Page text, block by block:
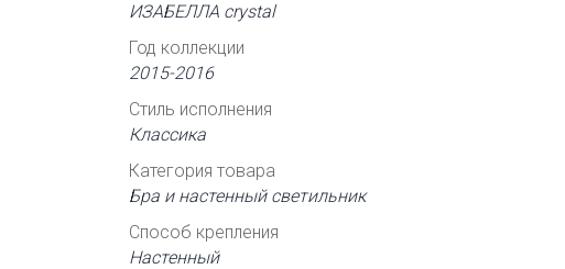
ИЗАБЕЛЛА crystal
Год коллекции
2015-2016
Стиль исполнения
Классика
Категория товара
Бра и настенный светильник
Способ крепления
Настенный